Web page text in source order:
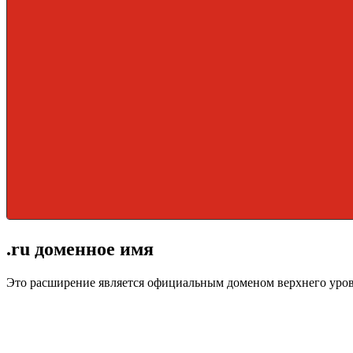
.ru доменное имя
Это расширение является официальным доменом верхнего